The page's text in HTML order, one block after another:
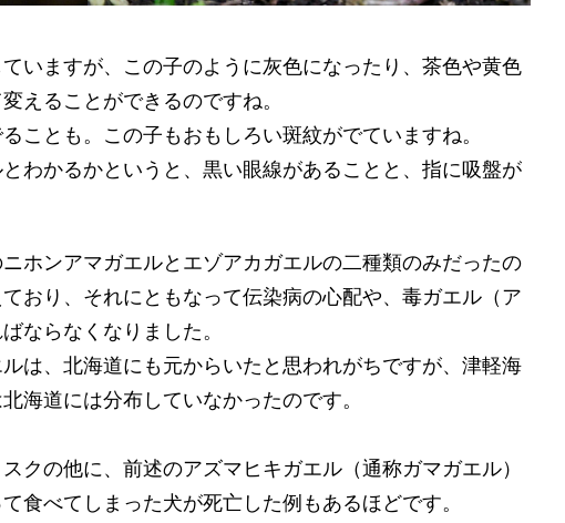
いますが、この子のように灰色になったり、茶色や黄色
えることができるのですね。
ことも。この子もおもしろい斑紋がでていますね。
わかるかというと、黒い眼線があることと、指に吸盤が
ホンアマガエルとエゾアカガエルの二種類のみだったの
おり、それにともなって伝染病の心配や、毒ガエル（ア
ならなくなりました。
は、北海道にも元からいたと思われがちですが、津軽海
海道には分布していなかったのです。
クの他に、前述のアズマヒキガエル（通称ガマガエル）
食べてしまった犬が死亡した例もあるほどです。